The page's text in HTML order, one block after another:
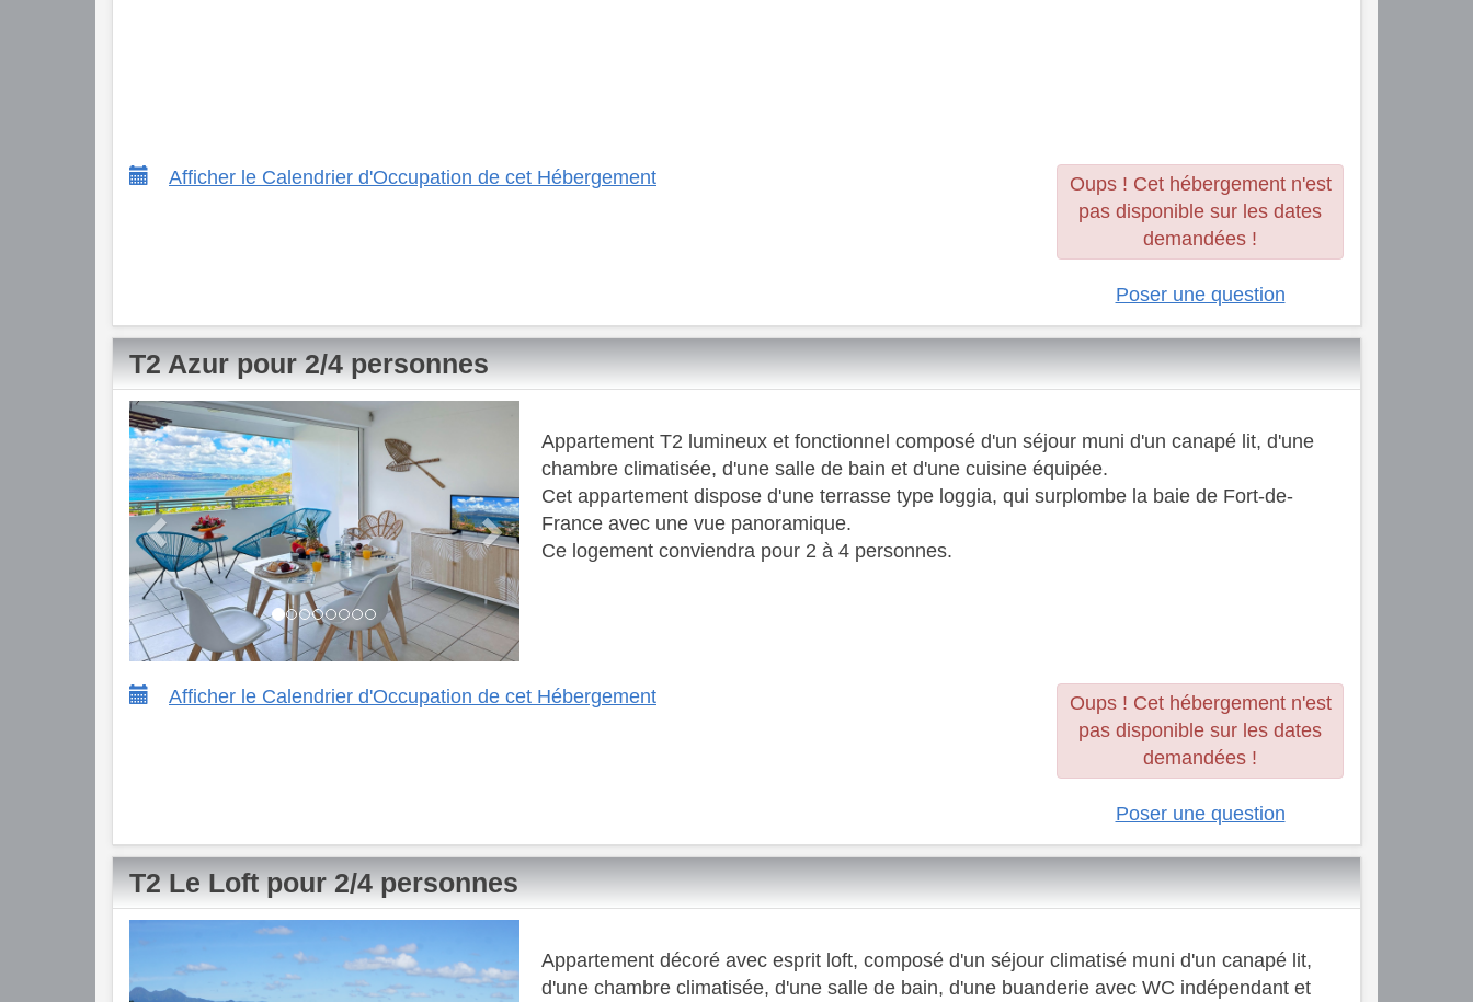
Afficher le Calendrier d'Occupation de cet Hébergement
Oups ! Cet hébergement n'est
pas disponible sur les dates
demandées !
Poser une question
T2 Azur pour 2/4 personnes
Previous
Appartement T2 lumineux et fonctionnel composé d'un séjour muni d'un canapé lit, d'une
chambre climatisée, d'une salle de bain et d'une cuisine équipée.
​ Cet appartement dispose d'une terrasse type loggia, qui surplombe la baie de Fort-de-
France avec une vue panoramique.
​ Ce logement conviendra pour 2 à 4 personnes.
Afficher le Calendrier d'Occupation de cet Hébergement
Oups ! Cet hébergement n'est
pas disponible sur les dates
demandées !
Poser une question
T2 Le Loft pour 2/4 personnes
Appartement décoré avec esprit loft, composé d'un séjour climatisé muni d'un canapé lit,
d'une chambre climatisée, d'une salle de bain, d'une buanderie avec WC indépendant et